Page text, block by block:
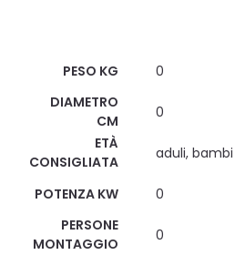
PESO KG
0
DIAMETRO
CM
0
ETÀ
CONSIGLIATA
aduli, bambi
POTENZA KW
0
PERSONE
MONTAGGIO
0